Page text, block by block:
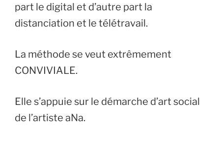
part le digital et d’autre part la
distanciation et le télétravail.
La méthode se veut extrêmement
CONVIVIALE.
Elle s’appuie sur le démarche d’art social
de l’artiste aNa.